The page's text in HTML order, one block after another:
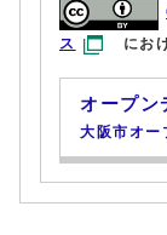
ス
にお
オープン
大阪市オー